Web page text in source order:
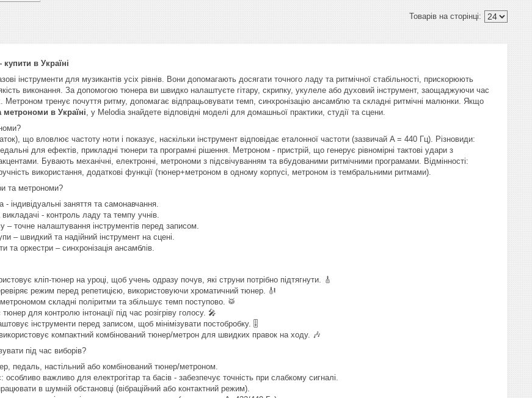
в Україні
інструменти для музикантів усіх рівнів. Вони допомагають досягати точного ладу та ритмічної стабільності, прискорюють
виконання. За допомогою тюнера ви швидко налаштуєте гітару, скрипку, укулеле або духовий інструмент, заощаджуючи час
Метроном тренує почуття ритму, допомагає відпрацьовувати темп, синхронізацію ансамблю та складні ритмічні малюнки. Якщо
в Україні, у Melodia знайдете відповідні моделі для домашньої практики, студії та сцени.
що вловлює частоту ноти і показує, наскільки інструмент відповідає еталонної частоти (зазвичай A = 440 Гц). Різновиди:
для ефектів, прикладні тюнери та програмні рішення. Метроном - пристрій, що генерує рівномірні тактові удари з
Бувають механічні, електронні, метрономи з підсвічуванням та вбудованими ритмічними програмами. Відмінності:
використання, додаткові функції (тюнер+метроном в одному корпусі, метроном із тембральними ритмами).
та метрономи?
індивідуальні заняття та самонавчання.
- контроль ладу та темпу учнів.
– точне налаштування інструментів перед записом.
– швидкий та надійний інструмент на сцені.
та оркестри – синхронізація ансамблів.
кліп-тюнер на уроці, щоб учень одразу почув, які струни потрібно підтягнути. 🎸
режим перед репетицією, використовуючи хроматичний тюнер. 🎻
складні поліритми та збільшує темп поступово. 🥁
для контролю інтонації під час розігріву голосу. 🎤
інструменти перед записом, щоб мінімізувати постобробку. 🎚️
компактний комбінований тюнер/метрон для швидких правок на ходу. 🎶
під час виборів?
педаль, настільний або комбінований тюнер/метроном.
особливо важливо для електрогітар та басів - забезпечує точність при слабкому сигналі.
в шумній обстановці (вібраційний або контактний режим).